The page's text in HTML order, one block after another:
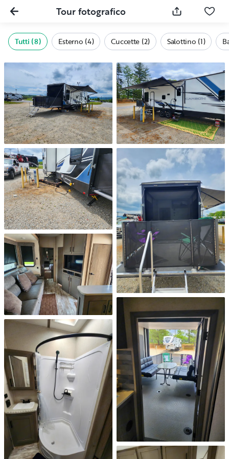
Tour fotografico
Tutti (8) Esterno (4) Cuccette (2) Salottino (1)